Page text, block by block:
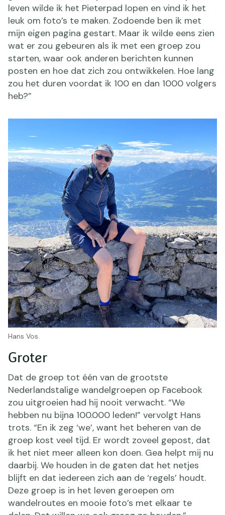
leven wilde ik het Pieterpad lopen en vind ik het
leuk om foto’s te maken. Zodoende ben ik met
mijn eigen pagina gestart. Maar ik wilde eens zien
wat er zou gebeuren als ik met een groep zou
starten, waar ook anderen berichten kunnen
posten en hoe dat zich zou ontwikkelen. Hoe lang
zou het duren voordat ik 100 en dan 1000 volgers
heb?”
Hans Vos.
Groter
Dat de groep tot één van de grootste
Nederlandstalige wandelgroepen op Facebook
zou uitgroeien had hij nooit verwacht. “We
hebben nu bijna 100.000 leden!” vervolgt Hans
trots. “En ik zeg ‘we’, want het beheren van de
groep kost veel tijd. Er wordt zoveel gepost, dat
ik het niet meer alleen kon doen. Gea helpt mij nu
daarbij. We houden in de gaten dat het netjes
blijft en dat iedereen zich aan de ‘regels’ houdt.
Deze groep is in het leven geroepen om
wandelroutes en mooie foto’s met elkaar te